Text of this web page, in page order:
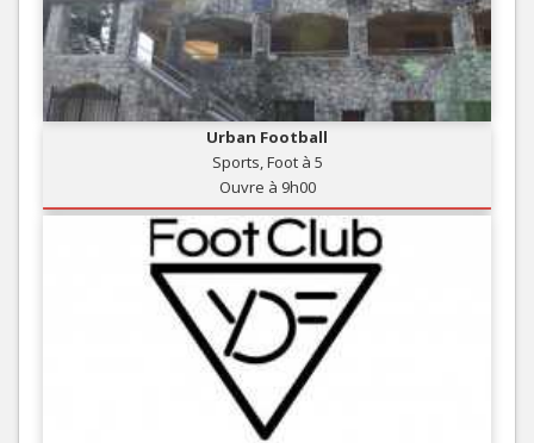
Urban Football
Sports, Foot à 5
Ouvre à 9h00